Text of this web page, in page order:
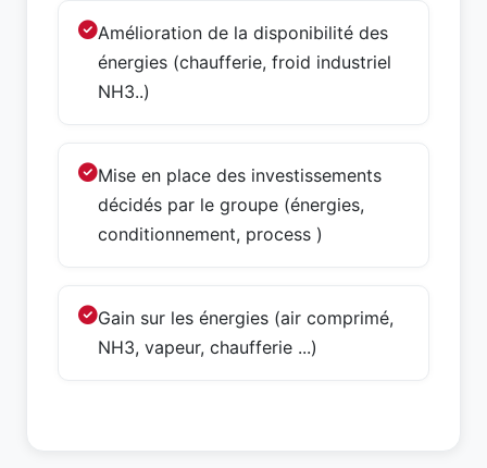
Amélioration de la disponibilité des
énergies (chaufferie, froid industriel
NH3..)
Mise en place des investissements
décidés par le groupe (énergies,
conditionnement, process )
Gain sur les énergies (air comprimé,
NH3, vapeur, chaufferie ...)